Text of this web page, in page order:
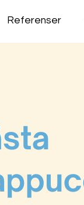
Referenser